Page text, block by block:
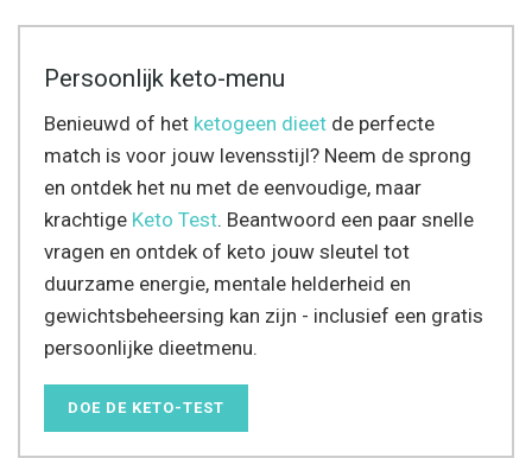
Persoonlijk keto-menu
Benieuwd of het ketogeen dieet de perfecte
match is voor jouw levensstijl? Neem de sprong
en ontdek het nu met de eenvoudige, maar
krachtige Keto Test. Beantwoord een paar snelle
vragen en ontdek of keto jouw sleutel tot
duurzame energie, mentale helderheid en
gewichtsbeheersing kan zijn - inclusief een gratis
persoonlijke dieetmenu.
DOE DE KETO-TEST